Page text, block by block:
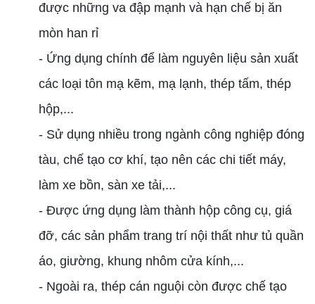
được những va đập mạnh và hạn chế bị ăn
mòn han rỉ
- Ứng dụng chính để làm nguyên liệu sản xuất
các loại tôn mạ kẽm, mạ lạnh, thép tấm, thép
hộp,...
- Sử dụng nhiều trong ngành công nghiệp đóng
tàu, chế tạo cơ khí, tạo nên các chi tiết máy,
làm xe bồn, sàn xe tải,...
- Được ứng dụng làm thành hộp công cụ, giá
đỡ, các sản phẩm trang trí nội thất như tủ quần
áo, giường, khung nhôm cửa kính,...
- Ngoài ra, thép cán nguội còn được chế tạo